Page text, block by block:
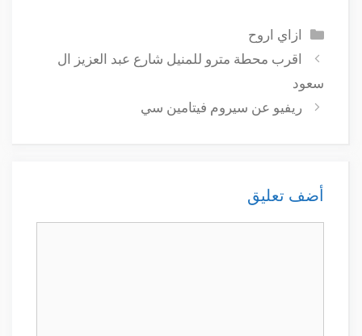
التصنيفات
ازاي اروح
اقرب محطة مترو للمنيل شارع عبد العزيز ال
سعود
ريفيو عن سيروم فيتامين سي
أضف تعليق